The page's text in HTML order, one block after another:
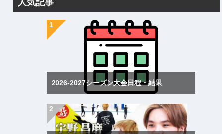
人気記事
2026-2027シーズン大会日程・結果